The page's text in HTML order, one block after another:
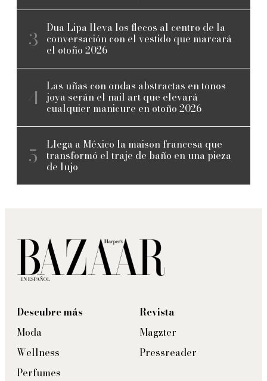
Dua Lipa lleva los flecos al centro de la
conversación con el vestido que marcará
el otoño 2026
Las uñas con ondas abstractas en tonos
joya serán el nail art que elevará
cualquier manicure en otoño 2026
Llega a México la maison francesa que
transformó el traje de baño en una pieza
de lujo
Descubre más
Moda
Wellness
Perfumes
Revista
Magzter
Pressreader